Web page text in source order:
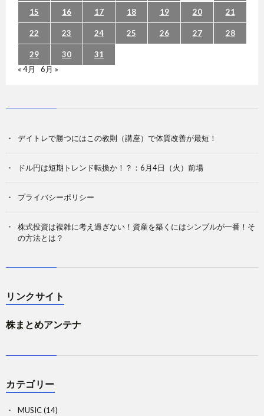
15 16 17 18 19 20 21
22 23 24 25 26 27 28
29 30
31
« 4月
6月 »
デイトレで勝つにはこの教則（講座）で体質改善が最短！
ドル円は短期トレンド転換か！？：6月4日（火）前場
プライバシーポリシー
株式投資は複雑に考え過ぎない！資産を築くにはシンプルが一番！そ
の方法とは？
リンクサイト
株まとめアンテナ
カテゴリー
MUSIC(14)